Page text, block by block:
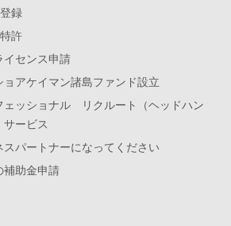
録
許
イセンス申請
ョアケイマン諸島ファンド設立
ェッショナル リクルート（ヘッドハン
ービス
スパートナーになってください
補助金申請